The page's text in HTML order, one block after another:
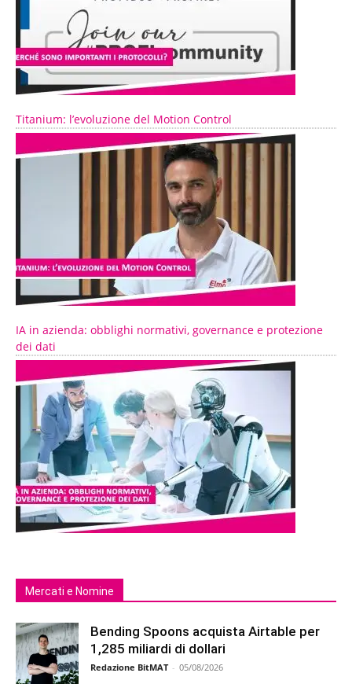
Titanium: l’evoluzione del Motion Control
IA in azienda: obblighi normativi, governance e protezione
dei dati
Mercati e Nomine
Bending Spoons acquista Airtable per
1,285 miliardi di dollari
Redazione BitMAT - 05/08/2026